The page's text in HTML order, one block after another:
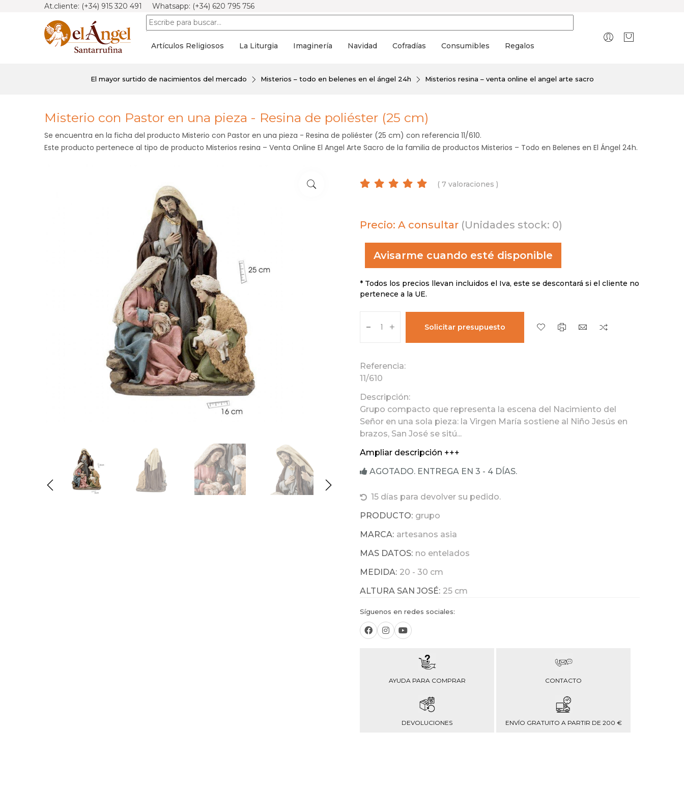
At.cliente: (+34) 915 320 491 Whatsapp: (+34) 620 795 756
Artículos Religiosos La Liturgia Imaginería Navidad Cofradías Consumibles Regalos
El mayor surtido de nacimientos del mercado Misterios – todo en belenes en el ángel 24h Misterios resina – venta online el angel arte sacro
Misterio con Pastor en una pieza - Resina de poliéster (25 cm)
Se encuentra en la ficha del producto Misterio con Pastor en una pieza - Resina de poliéster (25 cm) con referencia 11/610.
Este producto pertenece al tipo de producto Misterios resina – Venta Online El Angel Arte Sacro de la familia de productos Misterios – Todo en Belenes en El Ángel 24h.
( 7 valoraciones )
Precio: A consultar (Unidades stock: 0)
Avisarme cuando esté disponible
* Todos los precios llevan incluidos el Iva, este se descontará si el cliente no
pertenece a la UE.
- + Solicitar presupuesto
Referencia:
11/610
Descripción:
Grupo compacto que representa la escena del Nacimiento del
Señor en una sola pieza: la Virgen María sostiene al Niño Jesús en
brazos, San José se sitú...
Ampliar descripción +++
AGOTADO. ENTREGA EN 3 - 4 DÍAS.
15 días para devolver su pedido.
PRODUCTO: grupo
MARCA: artesanos asia
MAS DATOS: no entelados
MEDIDA: 20 - 30 cm
ALTURA SAN JOSÉ: 25 cm
Síguenos en redes sociales:
AYUDA PARA COMPRAR CONTACTO
DEVOLUCIONES ENVÍO GRATUITO A PARTIR DE 200 €